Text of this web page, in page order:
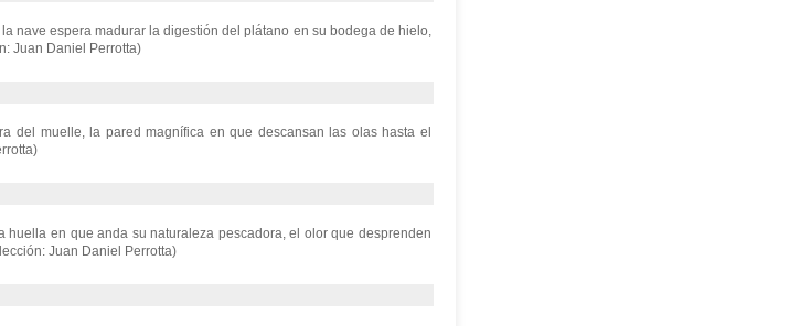
nave espera madurar la digestión del plátano en su bodega de hielo,
Juan Daniel Perrotta)
del muelle, la pared magnífica en que descansan las olas hasta el
en que anda su naturaleza pescadora, el olor que desprenden
Juan Daniel Perrotta)